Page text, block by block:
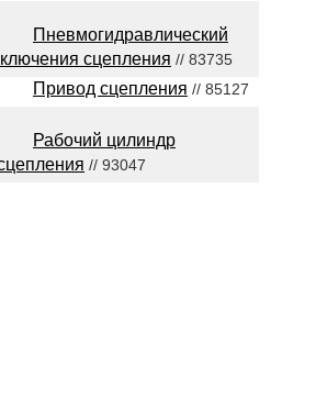
Пневмогидравлический
сцепления // 83735
Привод сцепления // 85127
Рабочий цилиндр
// 93047